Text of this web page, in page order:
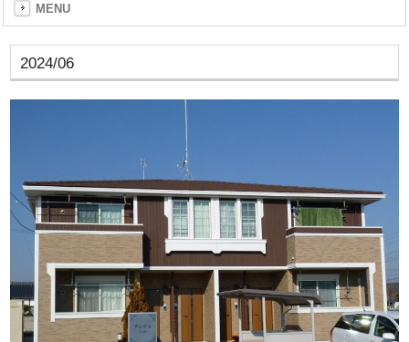
MENU
2024/06